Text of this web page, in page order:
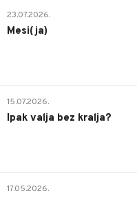
23.07.2026.
Mesi(ja)
15.07.2026.
Ipak valja bez kralja?
17.05.2026.